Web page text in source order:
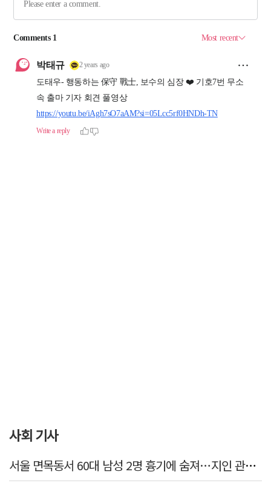
사회 기사
서울 면목동서 60대 남성 2명 흉기에 숨져…지인 관계로 추정